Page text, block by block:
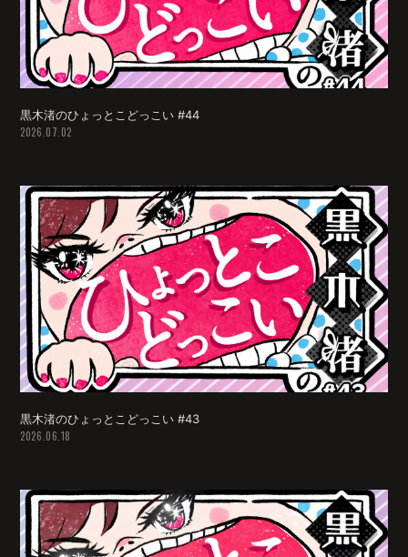
会員登録 ログイン
黒木渚のひょっとこどっこい #44
2026.07.02
黒木渚のひょっとこどっこい #43
2026.06.18